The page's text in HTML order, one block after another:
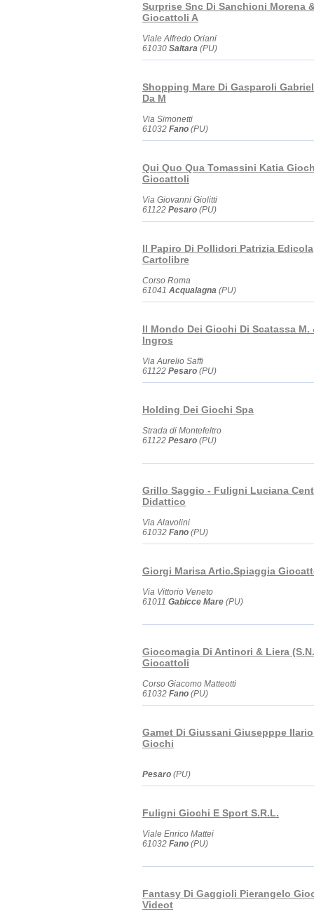
Surprise Snc Di Sanchioni Morena
Giocattoli A
Viale Alfredo Oriani
61030 Saltara (PU)
Shopping Mare Di Gasparoli
Da M
Via Simonetti
61032 Fano (PU)
Qui Quo Qua Tomassini Katia
Giocattoli
Via Giovanni Giolitti
61122 Pesaro (PU)
Il Papiro Di Pollidori Patrizia Edicola
Cartolibre
Corso Roma
61041 Acqualagna (PU)
Il Mondo Dei Giochi Di Scatassa M.
Ingros
Via Aurelio Saffi
61122 Pesaro (PU)
Holding Dei Giochi Spa
Strada di Montefeltro
61122 Pesaro (PU)
Grillo Saggio - Fuligni Luciana
Didattico
Via Alavolini
61032 Fano (PU)
Giorgi Marisa Artic.Spiaggia
Via Vittorio Veneto
61011 Gabicce Mare (PU)
Giocomagia Di Antinori & Liera
Giocattoli
Corso Giacomo Matteotti
61032 Fano (PU)
Gamet Di Giussani Giusepppe
Giochi
Pesaro (PU)
Fuligni Giochi E Sport S.R.L.
Viale Enrico Mattei
61032 Fano (PU)
Fantasy Di Gaggioli Pierangelo
Videot